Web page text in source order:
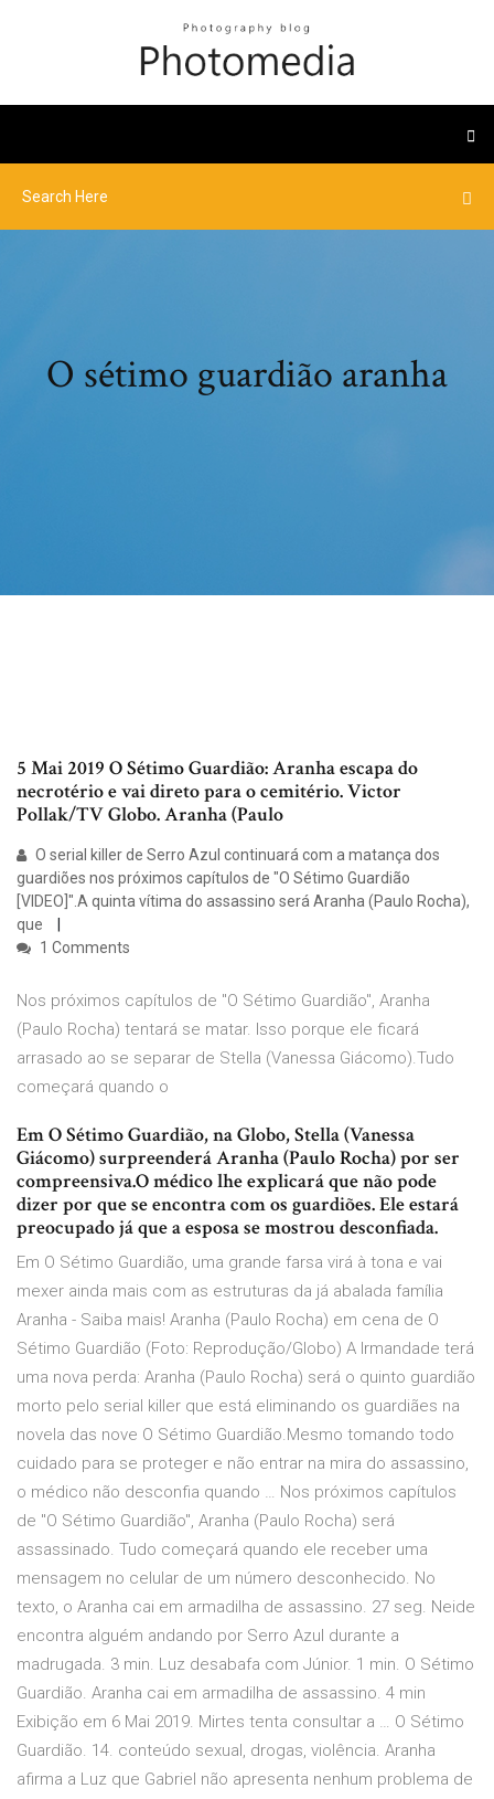
O sétimo guardião aranha
5 Mai 2019 O Sétimo Guardião: Aranha escapa do
necrotério e vai direto para o cemitério. Victor
Pollak/TV Globo. Aranha (Paulo
O serial killer de Serro Azul continuará com a matança dos
guardiões nos próximos capítulos de "O Sétimo Guardião
[VIDEO]".A quinta vítima do assassino será Aranha (Paulo Rocha),
que
1 Comments
Nos próximos capítulos de "O Sétimo Guardião", Aranha
(Paulo Rocha) tentará se matar. Isso porque ele ficará
arrasado ao se separar de Stella (Vanessa Giácomo).Tudo
começará quando o
Em O Sétimo Guardião, na Globo, Stella (Vanessa
Giácomo) surpreenderá Aranha (Paulo Rocha) por ser
compreensiva.O médico lhe explicará que não pode
dizer por que se encontra com os guardiões. Ele estará
preocupado já que a esposa se mostrou desconfiada.
Em O Sétimo Guardião, uma grande farsa virá à tona e vai
mexer ainda mais com as estruturas da já abalada família
Aranha - Saiba mais! Aranha (Paulo Rocha) em cena de O
Sétimo Guardião (Foto: Reprodução/Globo) A Irmandade terá
uma nova perda: Aranha (Paulo Rocha) será o quinto guardião
morto pelo serial killer que está eliminando os guardiães na
novela das nove O Sétimo Guardião.Mesmo tomando todo
cuidado para se proteger e não entrar na mira do assassino,
o médico não desconfia quando … Nos próximos capítulos
de "O Sétimo Guardião", Aranha (Paulo Rocha) será
assassinado. Tudo começará quando ele receber uma
mensagem no celular de um número desconhecido. No
texto, o Aranha cai em armadilha de assassino. 27 seg. Neide
encontra alguém andando por Serro Azul durante a
madrugada. 3 min. Luz desabafa com Júnior. 1 min. O Sétimo
Guardião. Aranha cai em armadilha de assassino. 4 min
Exibição em 6 Mai 2019. Mirtes tenta consultar a … O Sétimo
Guardião. 14. conteúdo sexual, drogas, violência. Aranha
afirma a Luz que Gabriel não apresenta nenhum problema de